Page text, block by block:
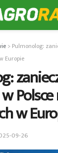
> Pulmonolog:
Europie
w
09-26